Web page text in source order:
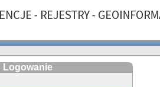
Logowanie